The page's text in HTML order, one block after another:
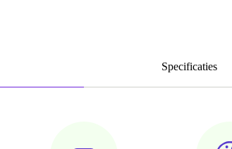
Specificaties